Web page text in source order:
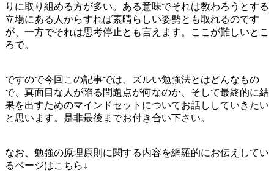
りに取り組める方が多い。ある意味でそれは教わろうとする
立場にある人からすれば素晴らしい姿勢とも取れるのです
が、一方でそれは思考停止とも言えます。ここが難しいとこ
ろで。
ですので今回この記事では、ズルい勉強法とはどんなもの
で、真面目な人が陥る問題点が何なのか、そして最終的に結
果を出すためのマインドセットについてお話ししていきたい
と思います。是非最後までお付き合い下さい。
なお、勉強の原理原則に関する内容を網羅的にお伝えしてい
るページはこちら↓